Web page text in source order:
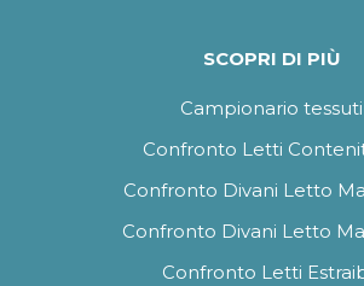
SCOPRI DI PIÙ
Campionario tessuti
Confronto Letti
Confronto Divani Letto
Confronto Divani Letto
Confronto Letti